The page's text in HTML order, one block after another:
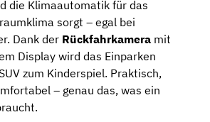
die Klimaautomatik für das
sorgt – egal bei
Dank der Rückfahrkamera mit
Display wird das Einparken
zum Kinderspiel. Praktisch,
– genau das, was ein